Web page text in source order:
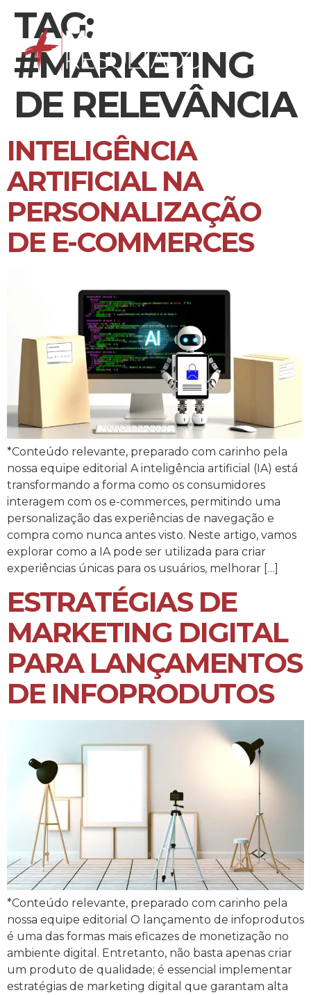
TAG:
#MARKETING
DE RELEVÂNCIA
INTELIGÊNCIA
ARTIFICIAL NA
PERSONALIZAÇÃO
DE E-COMMERCES
*Conteúdo relevante, preparado com carinho pela
nossa equipe editorial A inteligência artificial (IA) está
transformando a forma como os consumidores
interagem com os e-commerces, permitindo uma
personalização das experiências de navegação e
compra como nunca antes visto. Neste artigo, vamos
explorar como a IA pode ser utilizada para criar
experiências únicas para os usuários, melhorar […]
ESTRATÉGIAS DE
MARKETING DIGITAL
PARA LANÇAMENTOS
DE INFOPRODUTOS
*Conteúdo relevante, preparado com carinho pela
nossa equipe editorial O lançamento de infoprodutos
é uma das formas mais eficazes de monetização no
ambiente digital. Entretanto, não basta apenas criar
um produto de qualidade; é essencial implementar
estratégias de marketing digital que garantam alta